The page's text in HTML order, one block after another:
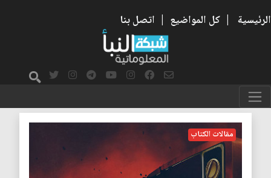
الرئيسية | كل المواضيع | اتصل بنا
اقليات
مقالات الكتاب